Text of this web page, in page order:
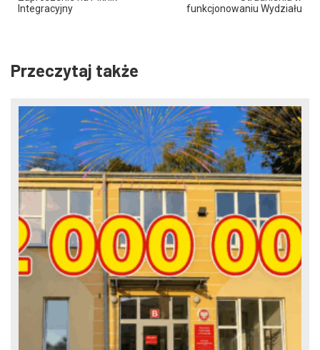
Integracyjny
funkcjonowaniu Wydziału
Przeczytaj także